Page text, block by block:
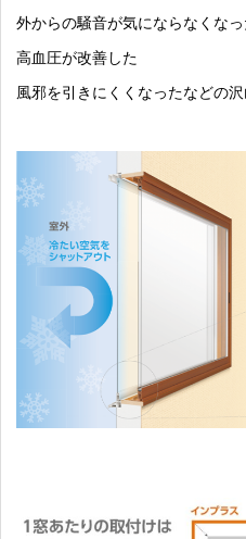
外からの騒音が気にならなくなっ
高血圧が改善した
風邪を引きにくくなったなどの沢